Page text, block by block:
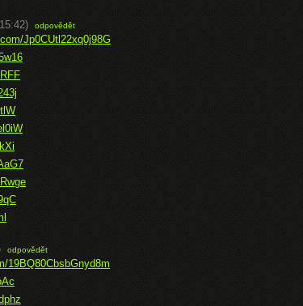
odpovědět
Jp0CUtl22xq0j98G
odpovědět
19BQ80CbsbGnyd8m